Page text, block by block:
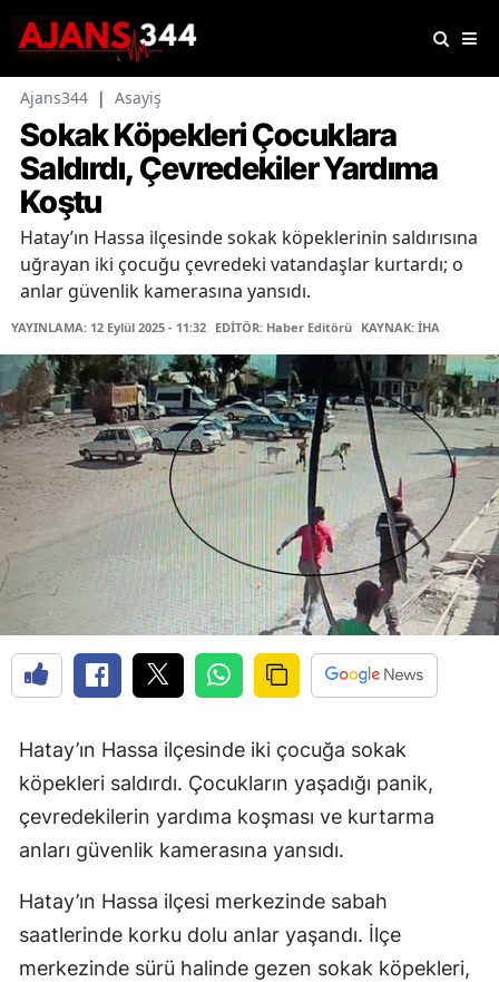
Ajans344 | Asayiş
Sokak Köpekleri Çocuklara
Saldırdı, Çevredekiler Yardıma
Koştu
Hatay’ın Hassa ilçesinde sokak köpeklerinin saldırısına
uğrayan iki çocuğu çevredeki vatandaşlar kurtardı; o
anlar güvenlik kamerasına yansıdı.
YAYINLAMA: 12 Eylül 2025 - 11:32 EDİTÖR: Haber Editörü KAYNAK: İHA
Hatay’ın Hassa ilçesinde iki çocuğa sokak
köpekleri saldırdı. Çocukların yaşadığı panik,
çevredekilerin yardıma koşması ve kurtarma
anları güvenlik kamerasına yansıdı.
Hatay’ın Hassa ilçesi merkezinde sabah
saatlerinde korku dolu anlar yaşandı. İlçe
merkezinde sürü halinde gezen sokak köpekleri,